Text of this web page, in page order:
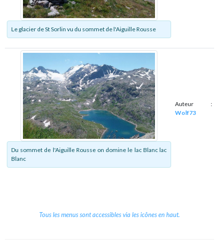
Le glacier de St Sorlin vu du sommet de l'Aiguille Rousse
Du sommet de l'Aiguille Rousse on domine le lac Blanc lac
Blanc
Auteur :
Wolf73
Tous les menus sont accessibles via les icônes en haut.